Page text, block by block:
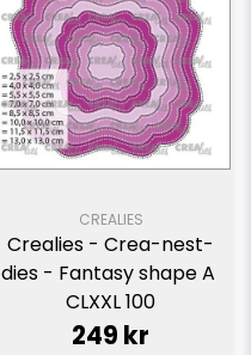
CREALIES
Crealies - Crea-nest-
dies - Fantasy shape A
CLXXL 100
249 kr